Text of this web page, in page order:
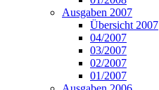
Ausgaben 2007
Übersicht 2007
04/2007
03/2007
02/2007
01/2007